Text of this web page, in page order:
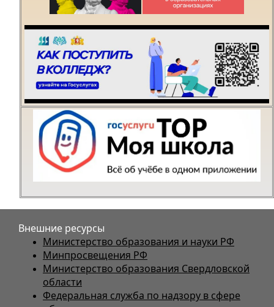
Написать о проблеме
Внешние ресурсы
Министерство образования и науки РФ
Минпросвещения РФ
Министерство образования Свердловской
области
Федеральная служба по надзору в сфере